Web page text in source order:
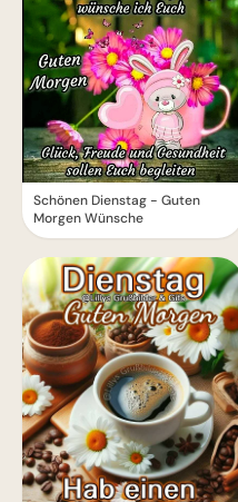
Schönen Dienstag - Guten
Morgen Wünsche